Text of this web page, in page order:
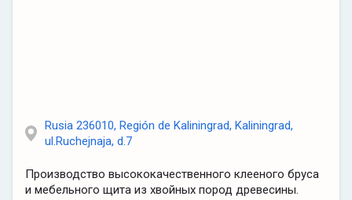
Rusia 236010, Región de Kaliningrad, Kaliningrad,
ul.Ruchejnaja, d.7
Производство высококачественного клееного бруса
и мебельного щита из хвойных пород древесины.